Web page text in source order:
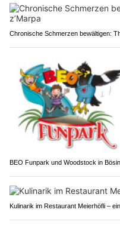
Chronische Schmerzen bewältigen:
BEO Funpark und Woodstock in
Kulinarik im Restaurant Meierhöfli –